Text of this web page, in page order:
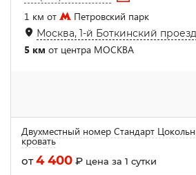
1 км от
Петровский парк
Москва, 1-й Боткинский
5 км от центра МОСКВА
Двухместный номер Стандарт
кровать
от4 400 ₽ цена за 1 сутки